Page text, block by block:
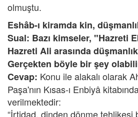
olmuştu.
Eshâb-ı kiramda kin,
Sual: Bazı kimseler, "Hazreti
Hazreti Ali arasında
Gerçekten böyle bir şey
Cevap: Konu ile alakalı olarak
Paşa'nın Kısas-ı Enbiyâ
verilmektedir:
“İrtidad, dinden dönme tehlikesi